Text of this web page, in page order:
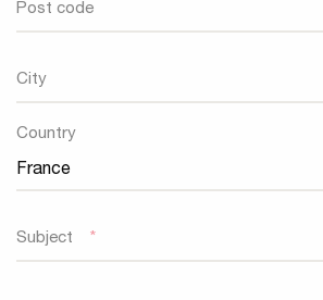
Post code
City
Country
Country
Subject *